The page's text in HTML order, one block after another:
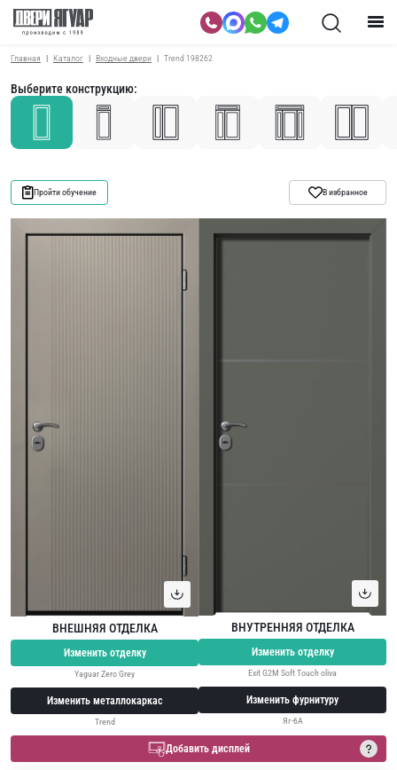
Главная Каталог Входные двери Trend 198262
Выберите конструкцию:
Пройти обучение В избранное
ВНЕШНЯЯ ОТДЕЛКА
Изменить отделку
Yaguar Zero Grey
Изменить металлокаркас
Trend
ВНУТРЕННЯЯ ОТДЕЛКА
Изменить отделку
Exit G2M Soft Touch oliva
Изменить фурнитуру
Яг-6А
Добавить дисплей